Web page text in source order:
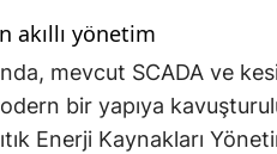
akıllı yönetim
mevcut SCADA ve
bir yapıya
Enerji Kaynakları